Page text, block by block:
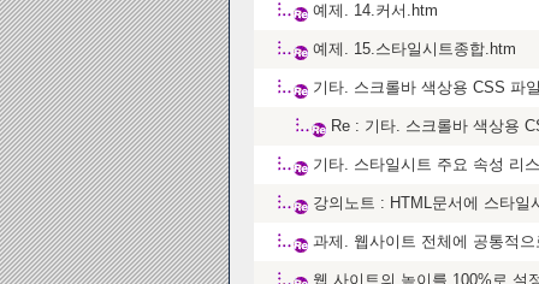
예제. 14.커서.htm
예제. 15.스타일시트종합.htm
기타. 스크롤바 색상용 CSS 파
Re : 기타. 스크롤바 색상용
기타. 스타일시트 주요 속성 리
강의노트 : HTML문서에 스타일
과제. 웹사이트 전체에 공통적
웹 사이트의 높이를 100%로 설